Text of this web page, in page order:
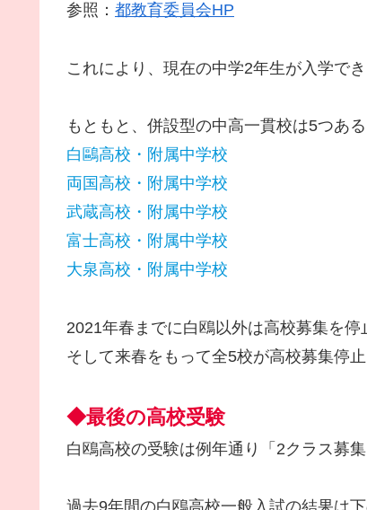
参照： 都教育委員会HP
これにより、現在の中学2年生が入学で
もともと、併設型の中高一貫校は5つある
白鷗高校・附属中学校
両国高校・附属中学校
武蔵高校・附属中学校
富士高校・附属中学校
大泉高校・附属中学校
2021年春までに白鴎以外は高校募集を停
そして来春をもって全5校が高校募集停止
◆最後の高校受験
白鴎高校の受験は例年通り「2クラス募